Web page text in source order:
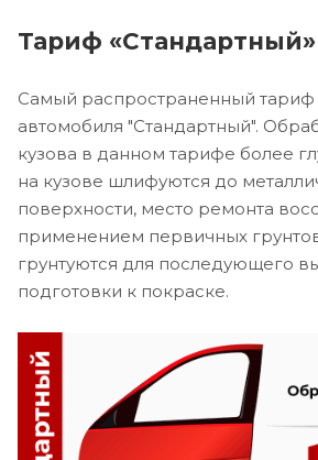
Тариф «Стандартный»
Самый распространенный тариф
автомобиля "Стандартный".
кузова в данном тарифе более
на кузове шлифуются до
поверхности, место ремонта
применением первичных
грунтуются для последующего
подготовки к покраске.